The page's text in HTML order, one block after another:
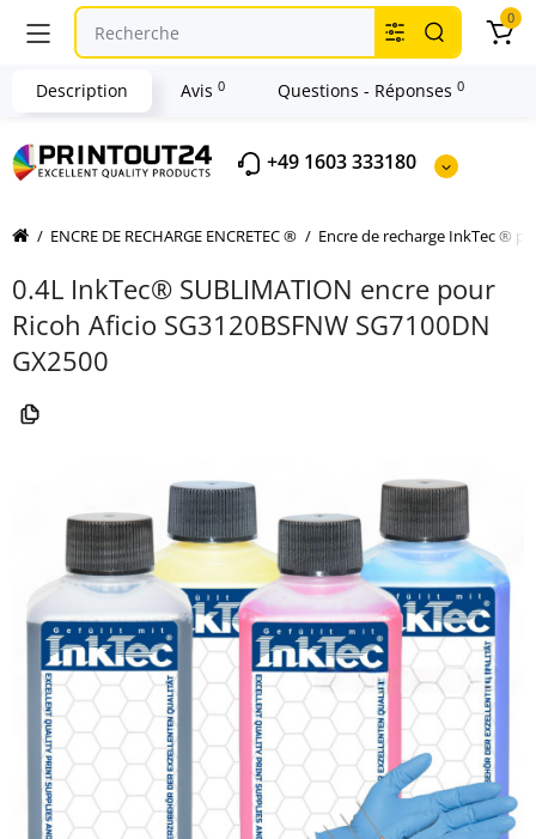
+49 1603 333180
0
ENCRE DE RECHARGE ENCRETEC ® Encre de recharge InkTec ®
0.4L InkTec® SUBLIMATION encre pour
Ricoh Aficio SG3120BSFNW SG7100DN
GX2500
Description Avis 0 Questions - Réponses 0